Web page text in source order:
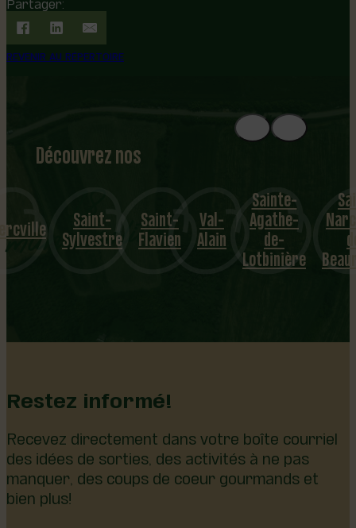
REVENIR AU RÉPERTOIRE
Découvrez nos
1
8
mu
nicipalités
Saint-
Sylvestre
Saint-
Flavien
Val-
Alain
Sainte-
Agathe-
de-
Lotbinière
Restez informé!
Recevez directement dans votre boîte courriel
des idées de sorties, des activités à ne pas
manquer, des coups de coeur gourmands et
bien plus!